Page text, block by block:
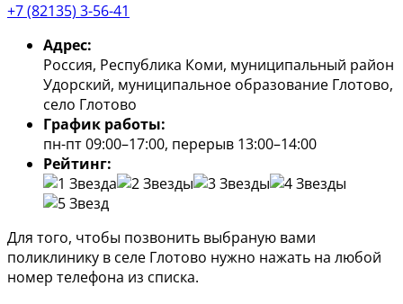
+7 (82135) 3-56-41
Адрес:
Россия, Республика Коми, муниципальный район
Удорский, муниципальное образование Глотово,
село Глотово
График работы:
пн-пт 09:00–17:00, перерыв 13:00–14:00
Рейтинг:
Для того, чтобы позвонить выбраную вами
поликлинику в селе Глотово нужно нажать на любой
номер телефона из списка.